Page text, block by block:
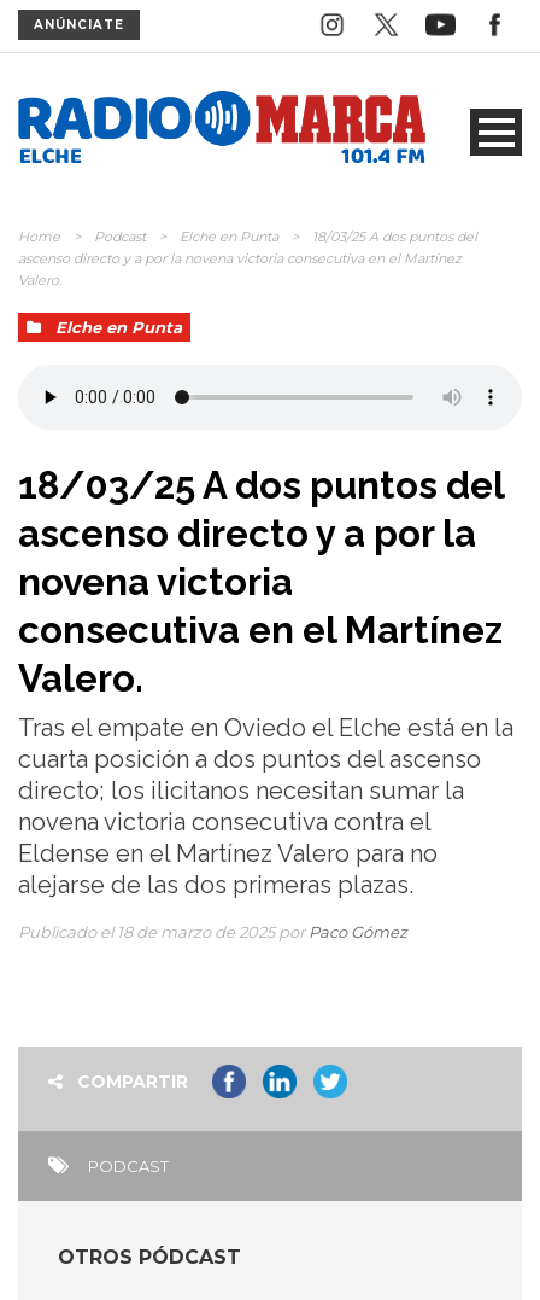
ANÚNCIATE
Home > Podcast > Elche en Punta >
18/03/25 A dos puntos del
ascenso directo y a por la novena victoria consecutiva en el Martínez
Valero.
Elche en Punta
18/03/25 A dos puntos del
ascenso directo y a por la
novena victoria
consecutiva en el Martínez
Valero.
Tras el empate en Oviedo el Elche está en la
cuarta posición a dos puntos del ascenso
directo; los ilicitanos necesitan sumar la
novena victoria consecutiva contra el
Eldense en el Martínez Valero para no
alejarse de las dos primeras plazas.
Publicado el 18 de marzo de 2025 por Paco Gómez
COMPARTIR
PODCAST
OTROS PÓDCAST